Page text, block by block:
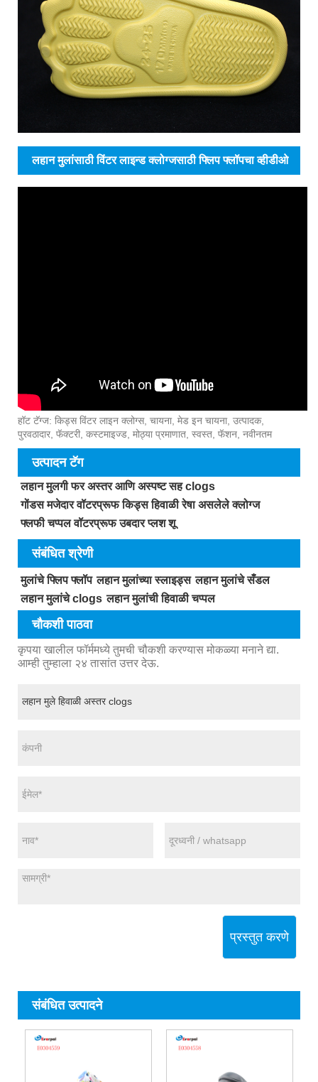
लहान मुलांसाठी विंटर लाइन्ड क्लोग्जसाठी फ्लिप फ्लॉपचा व्हीडीओ
हॉट टॅग्ज: किड्स विंटर लाइन क्लोग्स, चायना, मेड इन चायना, उत्पादक,
पुरवठादार, फॅक्टरी, कस्टमाइज्ड, मोठ्या प्रमाणात, स्वस्त, फॅशन, नवीनतम
उत्पादन टॅग
लहान मुलगी फर अस्तर आणि अस्पष्ट सह clogs
गोंडस मजेदार वॉटरप्रूफ किड्स हिवाळी रेषा असलेले क्लोग्ज
फ्लफी चप्पल वॉटरप्रूफ उबदार प्लश शू
संबंधित श्रेणी
मुलांचे फ्लिप फ्लॉप लहान मुलांच्या स्लाइड्स लहान मुलांचे सँडल
लहान मुलांचे clogs लहान मुलांची हिवाळी चप्पल
चौकशी पाठवा
कृपया खालील फॉर्ममध्ये तुमची चौकशी करण्यास मोकळ्या मनाने द्या.
आम्ही तुम्हाला २४ तासांत उत्तर देऊ.
प्रस्तुत करणे
संबंधित उत्पादने